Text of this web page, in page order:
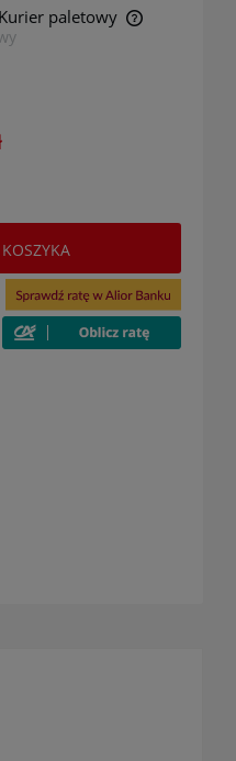
paletowy
płatności
kosztów płatności